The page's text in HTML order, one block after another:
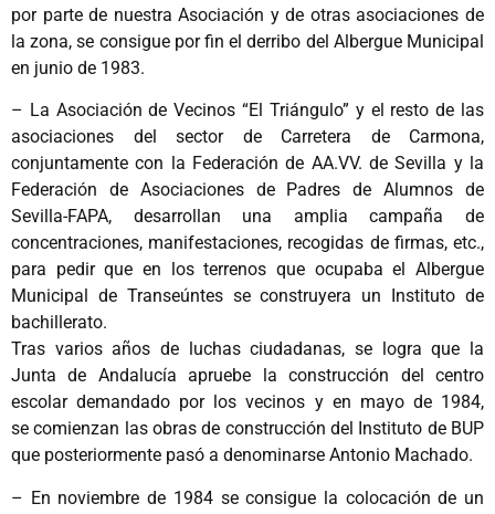
por parte de nuestra Asociación y de otras asociaciones de
la zona, se consigue por fin el derribo del Albergue Municipal
en junio de 1983.
– La Asociación de Vecinos “El Triángulo” y el resto de las
asociaciones del sector de Carretera de Carmona,
conjuntamente con la Federación de AA.VV. de Sevilla y la
Federación de Asociaciones de Padres de Alumnos de
Sevilla-FAPA, desarrollan una amplia campaña de
concentraciones, manifestaciones, recogidas de firmas, etc.,
para pedir que en los terrenos que ocupaba el Albergue
Municipal de Transeúntes se construyera un Instituto de
bachillerato.
Tras varios años de luchas ciudadanas, se logra que la
Junta de Andalucía apruebe la construcción del centro
escolar demandado por los vecinos y en mayo de 1984,
se comienzan las obras de construcción del Instituto de BUP
que posteriormente pasó a denominarse Antonio Machado.
– En noviembre de 1984 se consigue la colocación de un